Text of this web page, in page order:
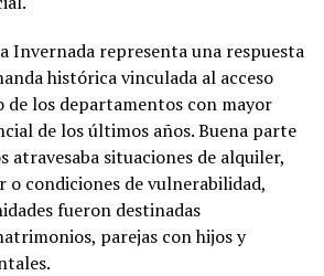
Invernada representa una respuesta
histórica vinculada al acceso
de los departamentos con mayor
de los últimos años. Buena parte
atravesaba situaciones de alquiler,
o condiciones de vulnerabilidad,
fueron destinadas
parejas con hijos y